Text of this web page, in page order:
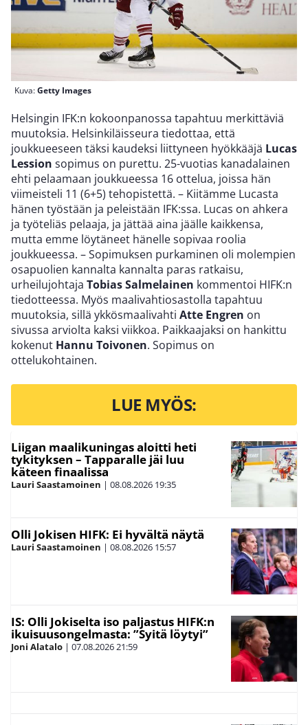
Kuva:Getty Images
Helsingin IFK:n kokoonpanossa tapahtuu merkittäviä
muutoksia. Helsinkiläisseura tiedottaa, että
joukkueeseen täksi kaudeksi liittyneen hyökkääjä Lucas
Lession sopimus on purettu. 25-vuotias kanadalainen
ehti pelaamaan joukkueessa 16 ottelua, joissa hän
viimeisteli 11 (6+5) tehopistettä. – Kiitämme Lucasta
hänen työstään ja peleistään IFK:ssa. Lucas on ahkera
ja työteliäs pelaaja, ja jättää aina jäälle kaikkensa,
mutta emme löytäneet hänelle sopivaa roolia
joukkueessa. – Sopimuksen purkaminen oli molempien
osapuolien kannalta kannalta paras ratkaisu,
urheilujohtaja Tobias Salmelainen kommentoi HIFK:n
tiedotteessa. Myös maalivahtiosastolla tapahtuu
muutoksia, sillä ykkösmaalivahti Atte Engren on
sivussa arviolta kaksi viikkoa. Paikkaajaksi on hankittu
kokenut Hannu Toivonen. Sopimus on
ottelukohtainen.
LUE MYÖS:
Liigan maalikuningas aloitti heti
tykityksen – Tapparalle jäi luu
käteen finaalissa
Lauri Saastamoinen | 08.08.2026 19:35
Olli Jokisen HIFK: Ei hyvältä näytä
Lauri Saastamoinen | 08.08.2026 15:57
IS: Olli Jokiselta iso paljastus HIFK:n
ikuisuusongelmasta: ”Syitä löytyi”
Joni Alatalo | 07.08.202621:59